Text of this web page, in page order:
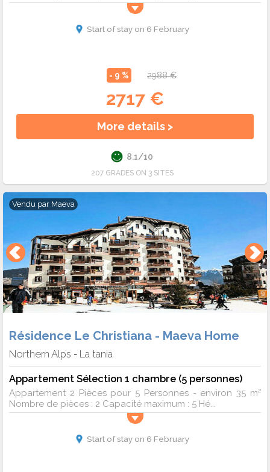
Start of stay on 6 February
- 9 % 2988 €
2717 €
More details >
8.1/10
207 GRADES ON 3 SITES
Vendu par Maeva
Résidence Le Christiana - Maeva Home
Northern Alps - La tania
Appartement Sélection 1 chambre (5 personnes)
Appartement 2 Pièces pour 5 Personnes - environ 35 m²
Nombre de pièces : 2 Capacité maximum : 5 Hé...
Start of stay on 6 February